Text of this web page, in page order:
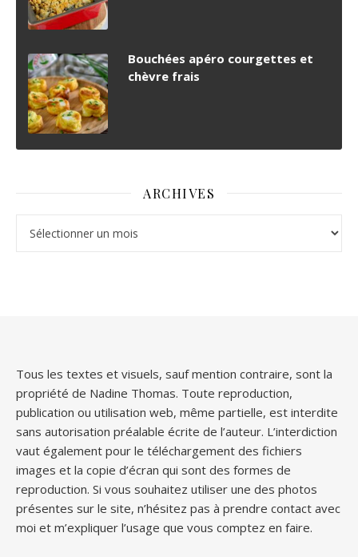
Bouchées apéro courgettes et
chèvre frais
ARCHIVES
Tous les textes et visuels, sauf mention contraire, sont la
propriété de Nadine Thomas. Toute reproduction,
publication ou utilisation web, même partielle, est interdite
sans autorisation préalable écrite de l’auteur. L’interdiction
vaut également pour le téléchargement des fichiers
images et la copie d’écran qui sont des formes de
reproduction. Si vous souhaitez utiliser une des photos
présentes sur le site, n’hésitez pas à prendre contact avec
moi et m’expliquer l’usage que vous comptez en faire.